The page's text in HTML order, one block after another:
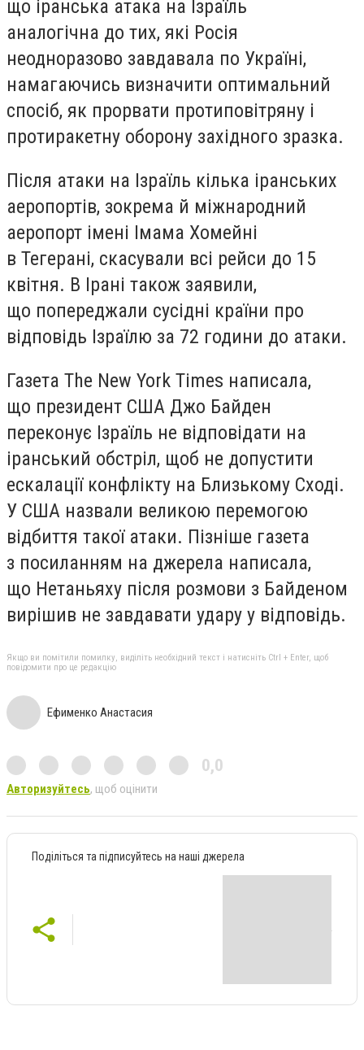
що іранська атака на Ізраїль
аналогічна до тих, які Росія
неодноразово завдавала по Україні,
намагаючись визначити оптимальний
спосіб, як прорвати протиповітряну і
протиракетну оборону західного зразка.
Після атаки на Ізраїль кілька іранських
аеропортів, зокрема й міжнародний
аеропорт імені Імама Хомейні
в Тегерані, скасували всі рейси до 15
квітня. В Ірані також заявили,
що попереджали сусідні країни про
відповідь Ізраїлю за 72 години до атаки.
Газета The New York Times написала,
що президент США Джо Байден
переконує Ізраїль не відповідати на
іранський обстріл, щоб не допустити
ескалації конфлікту на Близькому Сході.
У США назвали великою перемогою
відбиття такої атаки. Пізніше газета
з посиланням на джерела написала,
що Нетаньяху після розмови з Байденом
вирішив не завдавати удару у відповідь.
Якщо ви помітили помилку, виділіть необхідний текст і натисніть Ctrl + Enter, щоб
повідомити про це редакцію
Ефименко Анастасия
0,0
Авторизуйтесь, щоб оцінити
Поділіться та підписуйтесь на наші джерела